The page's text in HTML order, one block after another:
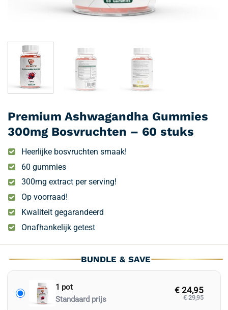
Premium Ashwagandha Gummies
300mg Bosvruchten – 60 stuks
Heerlijke bosvruchten smaak!
60 gummies
300mg extract per serving!
Op voorraad!
Kwaliteit gegarandeerd
Onafhankelijk getest
BUNDLE & SAVE
1 pot
Standaard prijs
€ 29,95
€ 24,95